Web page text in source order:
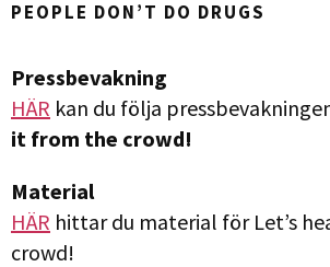
PEOPLE DON’T DO DRUGS
Pressbevakning
HÄR kan du följa
it from the crowd!
Material
HÄR hittar du material för Let’s
crowd!